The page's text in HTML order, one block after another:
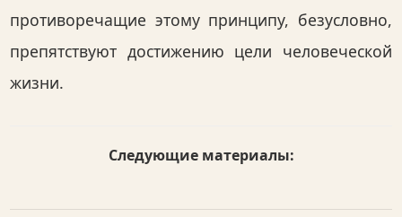
противоречащие этому принципу, безусловно,
препятствуют достижению цели человеческой
жизни.
Следующие материалы: